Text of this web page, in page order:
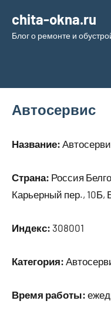
содержимому
chita-okna.ru
Блог о ремонте и
Автосервис
Название:
Страна: Россия
Карьерный пер., 10Б,
Индекс: 308001
Категория:
Время работы: